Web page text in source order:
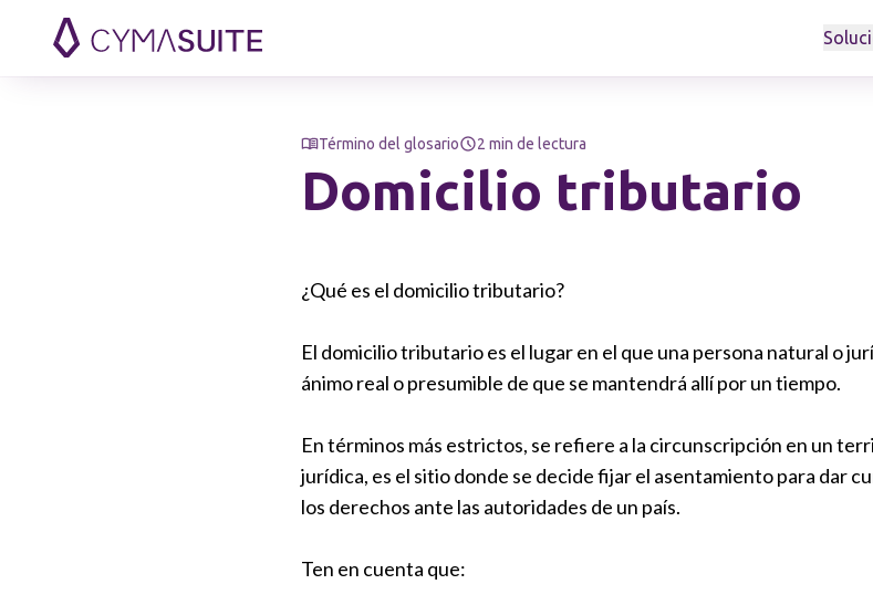
Término del glosario 2 min de lectura
Domicilio tributario
¿Qué es el domicilio tributario?
El domicilio tributario es el lugar en el que una persona natural o
ánimo real o presumible de que se mantendrá allí por un tiempo.
En términos más estrictos, se refiere a la circunscripción en un
jurídica, es el sitio donde se decide fijar el asentamiento para dar
los derechos ante las autoridades de un país.
Ten en cuenta que: